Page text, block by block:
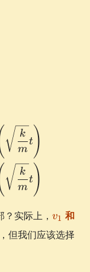
mr^2e^{rt}
v_1
m
k
t )
m
k
t )
实际上， v_1
v1 和
但我们应该选择